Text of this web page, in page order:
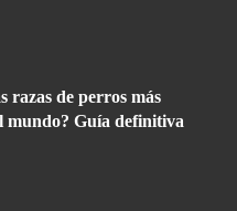
razas de perros más
mundo? Guía definitiva